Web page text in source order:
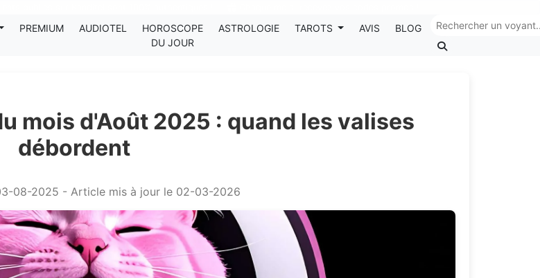
PREMIUM AUDIOTEL
HOROSCOPE
DU JOUR
ASTROLOGIE TAROTS AVIS BLOG
mois d'Août 2025 : quand les valises
débordent
08-2025 - Article mis à jour le 02-03-2026